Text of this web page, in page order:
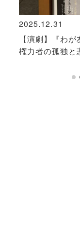
2025.12.31
【演劇】『わ
権力者の孤独と